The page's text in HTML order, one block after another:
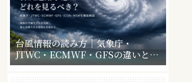
台風情報の読み方｜気象庁・
JTWC・ECMWF・GFSの違いと、
暴風警報で会社・学校はどうなるか